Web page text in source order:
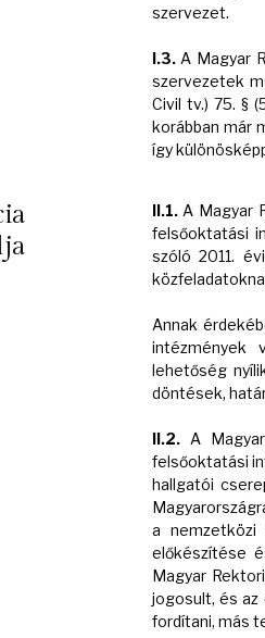
szervezet.
I.3. A Magyar
szervezetek
Civil tv.) 75. §
korábban már
így
II.1.A Magyar
felsőoktatási
szóló 2011.
Annak
intézmények
lehetőség
döntések,
II.2.A Magyar
felsőoktatási
hallgatói
a nemzetközi
előkészítése
Magyar
jogosult, és
fordítani, más